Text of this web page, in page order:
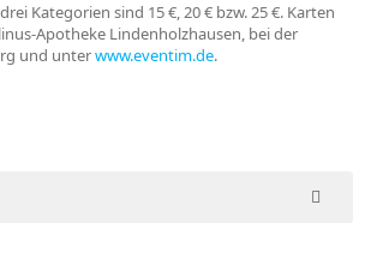
Kategorien sind 15 €, 20 € bzw. 25 €. Karten
Apotheke Lindenholzhausen, bei der
und unterwww.eventim.de.